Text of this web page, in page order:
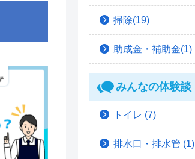
掃除(19)
助成金・補助金(1)
みんなの体験談
トイレ (7)
排水口・排水管 (1)